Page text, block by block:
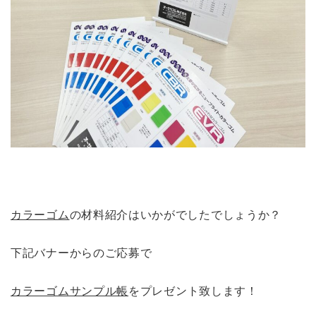
カラーゴムの材料紹介はいかがでしたでしょうか？
下記バナーからのご応募で
カラーゴムサンプル帳 をプレゼント致します！